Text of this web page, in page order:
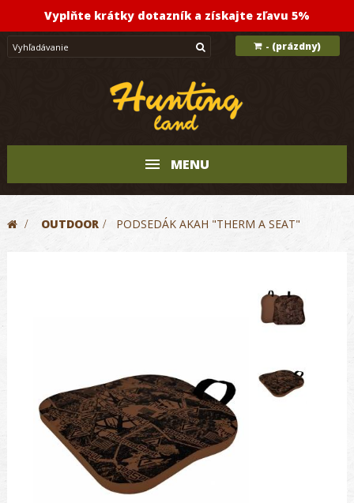
Vyplňte krátky dotazník a získajte zľavu 5%
- (prázdny)
MENU
> OUTDOOR > PODSEDÁK AKAH "THERM A SEAT"